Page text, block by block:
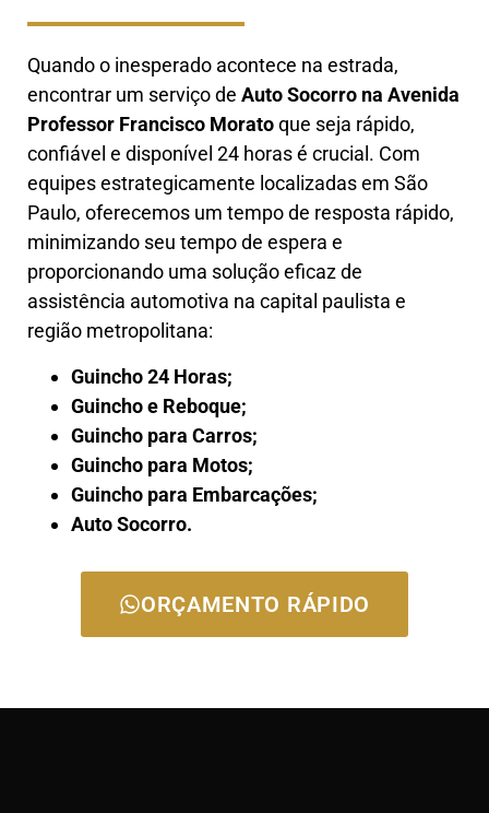
Quando o inesperado acontece na estrada,
encontrar um serviço de Auto Socorro na Avenida
Professor Francisco Moratoque seja rápido,
confiável e disponível 24 horas é crucial. Com
equipes estrategicamente localizadas em São
Paulo, oferecemos um tempo de resposta rápido,
minimizando seu tempo de espera e
proporcionando uma solução eficaz de
assistência automotiva na capital paulista e
região metropolitana:
Guincho 24 Horas;
Guincho e Reboque;
Guincho para Carros;
Guincho para Motos;
Guincho para Embarcações;
Auto Socorro.
ORÇAMENTO RÁPIDO